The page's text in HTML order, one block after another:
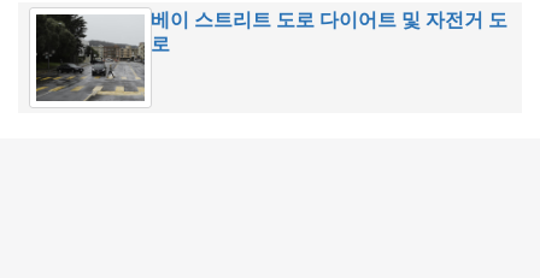
베이 스트리트 도로 다이어트 및 자전거 도
로